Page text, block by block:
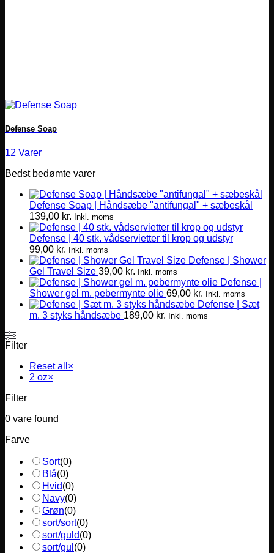
Defense Soap
12 Varer
Bedst bedømte varer
Defense Soap | Håndsæbe "antifungal" + sæbeskål
139,00 kr. Inkl. moms
Defense | 40 stk. vådservietter til krop og udstyr
99,00 kr. Inkl. moms
Defense | Shower
Gel Travel Size 39,00 kr. Inkl. moms
Defense |
Shower gel m. pebermynte olie 69,00 kr. Inkl. moms
Defense | Sæt
m. 3 styks håndsæbe 189,00 kr. Inkl. moms
Filter
Reset all ×
2 oz×
Filter
0 vare found
Farve
Sort(0)
Blå(0)
Hvid(0)
Navy(0)
Grøn(0)
sort/sort(0)
sort/guld(0)
sort/gul (0)